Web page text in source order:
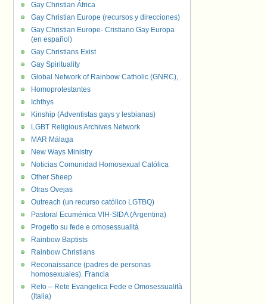
Gay Christian África
Gay Christian Europe (recursos y direcciones)
Gay Christian Europe- Cristiano Gay Europa
(en español)
Gay Christians Exist
Gay Spirituality
Global Network of Rainbow Catholic (GNRC),
Homoprotestantes
Ichthys
Kinship (Adventistas gays y lesbianas)
LGBT Religious Archives Network
MAR Málaga
New Ways Ministry
Noticias Comunidad Homosexual Católica
Other Sheep
Otras Ovejas
Outreach (un recurso católico LGTBQ)
Pastoral Ecuménica VIH-SIDA (Argentina)
Progetto su fede e omosessualità
Rainbow Baptists
Rainbow Christians
Reconaissance (padres de personas
homosexuales). Francia
Refo – Rete Evangelica Fede e Omosessualità
(Italia)